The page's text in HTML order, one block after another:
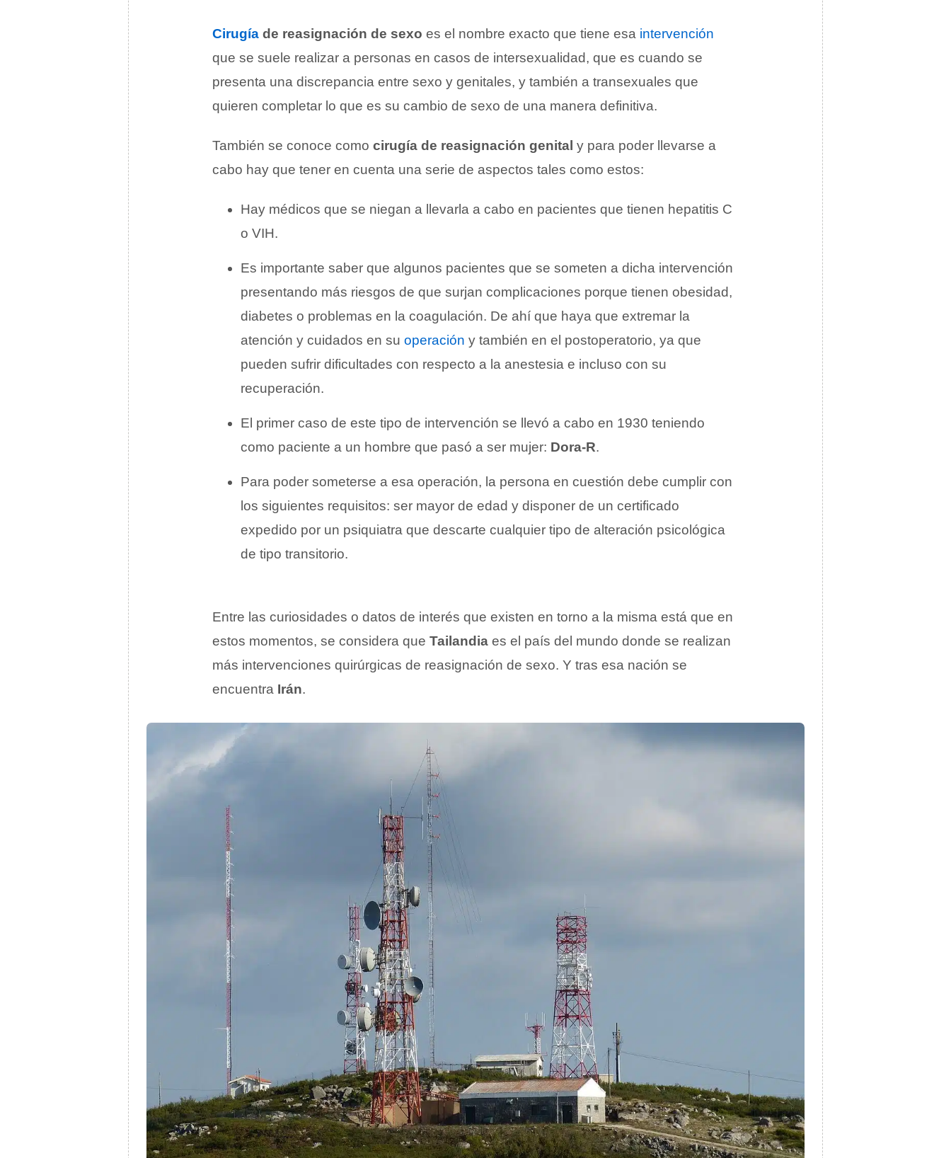
Cirugía de reasignación de sexo es el nombre exacto que tiene esa intervención
que se suele realizar a personas en casos de intersexualidad, que es cuando se
presenta una discrepancia entre sexo y genitales, y también a transexuales que
quieren completar lo que es su cambio de sexo de una manera definitiva.
También se conoce como cirugía de reasignación genital y para poder llevarse a
cabo hay que tener en cuenta una serie de aspectos tales como estos:
Hay médicos que se niegan a llevarla a cabo en pacientes que tienen hepatitis C
o VIH.
Es importante saber que algunos pacientes que se someten a dicha intervención
presentando más riesgos de que surjan complicaciones porque tienen obesidad,
diabetes o problemas en la coagulación. De ahí que haya que extremar la
atención y cuidados en su operación y también en el postoperatorio, ya que
pueden sufrir dificultades con respecto a la anestesia e incluso con su
recuperación.
El primer caso de este tipo de intervención se llevó a cabo en 1930 teniendo
como paciente a un hombre que pasó a ser mujer: Dora-R.
Para poder someterse a esa operación, la persona en cuestión debe cumplir con
los siguientes requisitos: ser mayor de edad y disponer de un certificado
expedido por un psiquiatra que descarte cualquier tipo de alteración psicológica
de tipo transitorio.
Entre las curiosidades o datos de interés que existen en torno a la misma está que en
estos momentos, se considera que Tailandia es el país del mundo donde se realizan
más intervenciones quirúrgicas de reasignación de sexo. Y tras esa nación se
encuentra Irán.